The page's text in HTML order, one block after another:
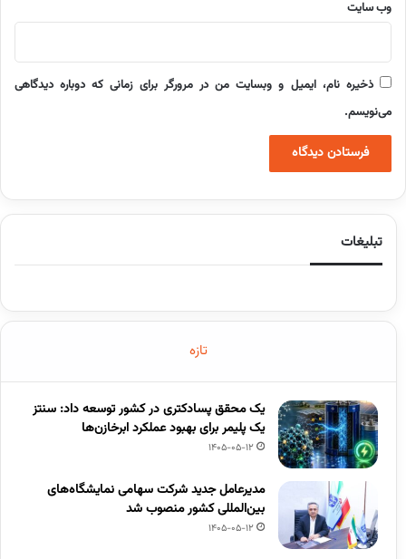
وب‌ سایت
ذخیره نام، ایمیل و وبسایت من در مرورگر برای زمانی که دوباره دیدگاهی
می‌نویسم.
تبلیغات
تازه
یک محقق پسادکتری در کشور توسعه داد: سنتز
یک پلیمر برای بهبود عملکرد ابرخازن‌ها
1405-05-12
مدیرعامل جدید شرکت سهامی نمایشگاه‌های
بین‌المللی کشور منصوب شد
1405-05-12